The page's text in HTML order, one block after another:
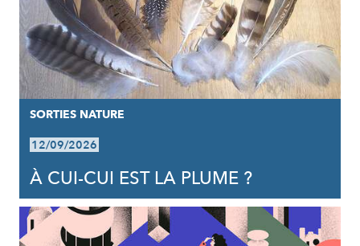
SORTIES NATURE
12/09/2026
À CUI-CUI EST LA PLUME ?